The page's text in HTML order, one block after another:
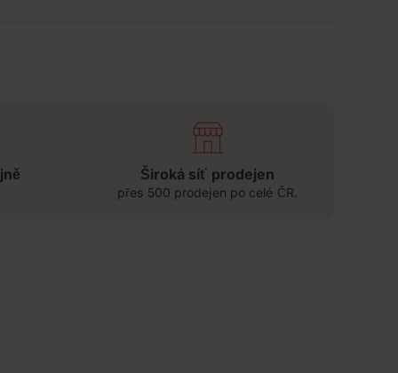
Široká síť prodejen
přes 500 prodejen po celé ČR.